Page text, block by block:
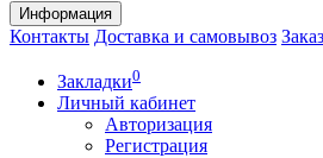
Информация
Контакты Доставка и самовывоз
Закладки0
Личный кабинет
Авторизация
Регистрация